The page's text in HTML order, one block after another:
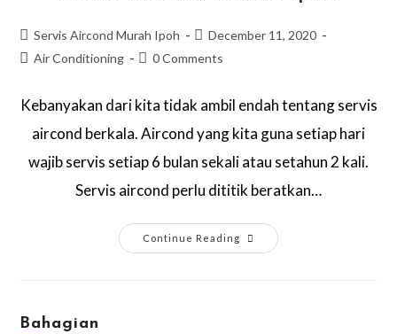
Servis Aircond Murah Ipoh
December 11, 2020
Air Conditioning
0 Comments
Kebanyakan dari kita tidak ambil endah tentang servis
aircond berkala. Aircond yang kita guna setiap hari
wajib servis setiap 6 bulan sekali atau setahun 2 kali.
Servis aircond perlu dititik beratkan…
Continue Reading
Bahagian